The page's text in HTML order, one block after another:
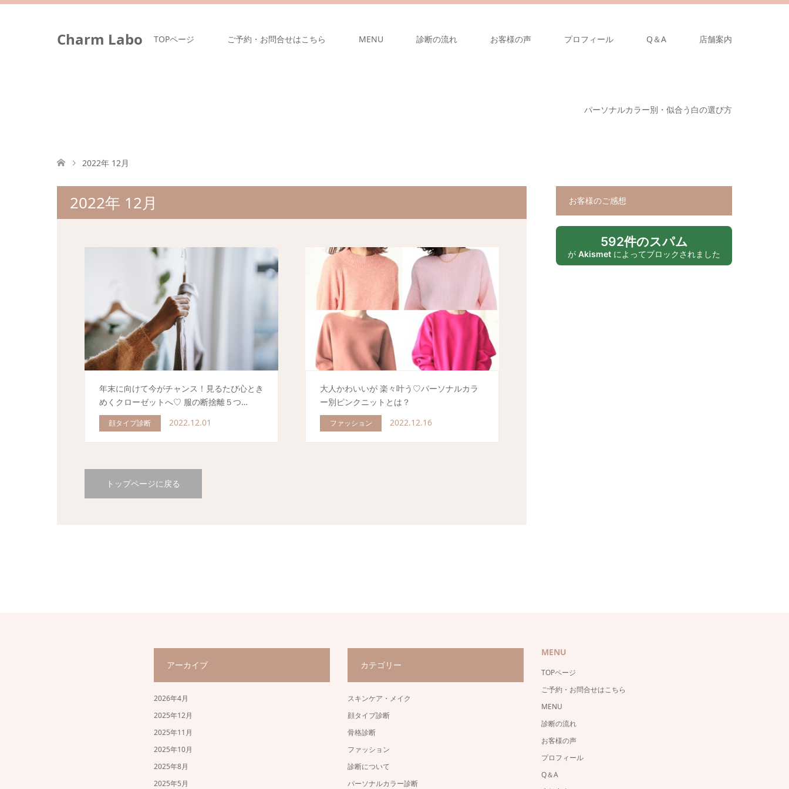
Charm Labo TOPページ ご予約・お問合せはこちら MENU 診断の流れ お客様の声 プロフィール Q＆A 店舗案内
パーソナルカラー別・似合う白の選び方
2022年 12月
2022年 12月
年末に向けて今がチャンス！見るたび心とき
めくクローゼットへ♡ 服の断捨離５つ…
顔タイプ診断 2022.12.01
大人かわいいが 楽々叶う♡パーソナルカラ
ー別ピンクニットとは？
ファッション 2022.12.16
トップページに戻る
お客様のご感想
592件のスパム
が Akismet によってブロックされました
アーカイブ
2026年4月
2025年12月
2025年11月
2025年10月
2025年8月
2025年5月
カテゴリー
スキンケア・メイク
顔タイプ診断
骨格診断
ファッション
診断について
パーソナルカラー診断
MENU
TOPページ
ご予約・お問合せはこちら
MENU
診断の流れ
お客様の声
プロフィール
Q＆A